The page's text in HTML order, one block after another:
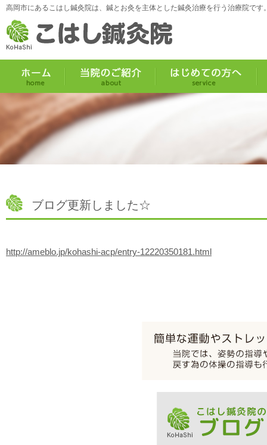
高岡市にあるこはし鍼灸院は、鍼とお灸を主体とした鍼灸治療を行う治療院です
ブログ更新しました☆
http://ameblo.jp/kohashi-acp/entry-12220350181.html